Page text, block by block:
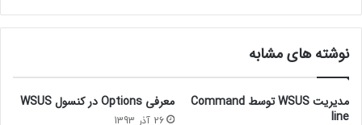
نوشته های مشابه
مدیریت WSUS توسط Command
line
معرفی Options در کنسول WSUS
26 آذر 1393